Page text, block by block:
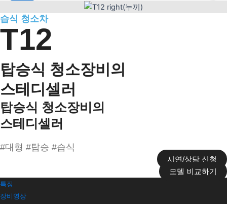
습식 청소차
T12
탑승식 청소장비의
스테디셀러
탑승식 청소장비의
스테디셀러
#대형 #탑승 #습식
시연/상담 신청
모델 비교하기
특징
장비영상